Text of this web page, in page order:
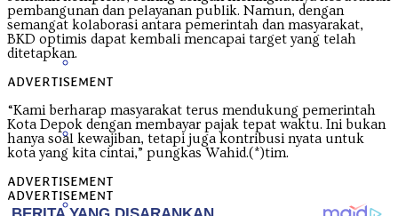
Riau
Sulawesi Barat
pembangunan dan pelayanan publik. Namun, dengan
semangat kolaborasi antara pemerintah dan masyarakat,
BKD optimis dapat kembali mencapai target yang telah
ditetapkan.
ADVERTISEMENT
“Kami berharap masyarakat terus mendukung pemerintah
Kota Depok dengan membayar pajak tepat waktu. Ini bukan
hanya soal kewajiban, tetapi juga kontribusi nyata untuk
kota yang kita cintai,” pungkas Wahid.(*)tim.
ADVERTISEMENT
ADVERTISEMENT